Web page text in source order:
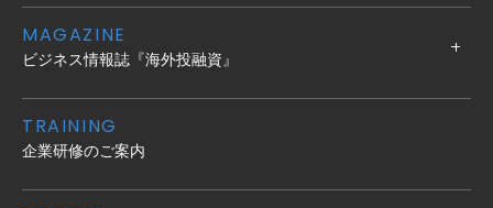
MAGAZINE
ビジネス情報誌『海外投融資』
TRAINING
企業研修のご案内